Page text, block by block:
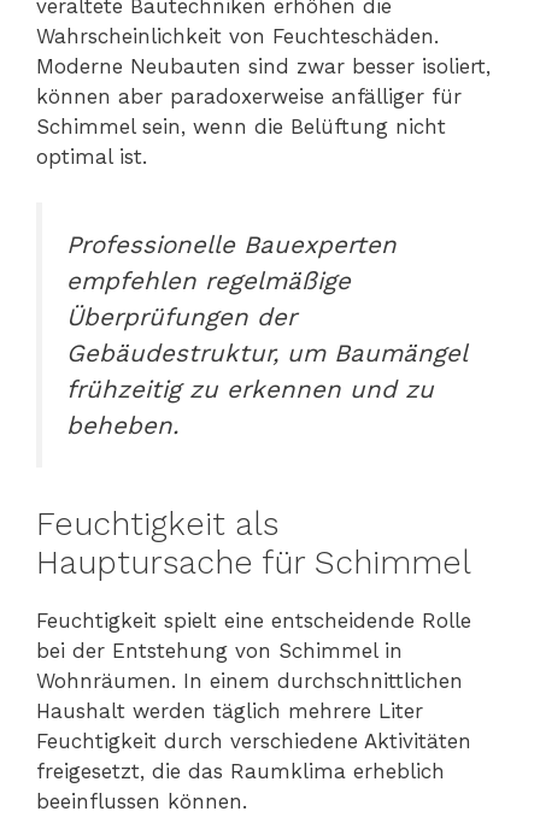
veraltete Bautechniken erhöhen die
Wahrscheinlichkeit von Feuchteschäden.
Moderne Neubauten sind zwar besser isoliert,
können aber paradoxerweise anfälliger für
Schimmel sein, wenn die Belüftung nicht
optimal ist.
Professionelle Bauexperten
empfehlen regelmäßige
Überprüfungen der
Gebäudestruktur, um Baumängel
frühzeitig zu erkennen und zu
beheben.
Feuchtigkeit als
Hauptursache für Schimmel
Feuchtigkeit spielt eine entscheidende Rolle
bei der Entstehung von Schimmel in
Wohnräumen. In einem durchschnittlichen
Haushalt werden täglich mehrere Liter
Feuchtigkeit durch verschiedene Aktivitäten
freigesetzt, die das Raumklima erheblich
beeinflussen können.